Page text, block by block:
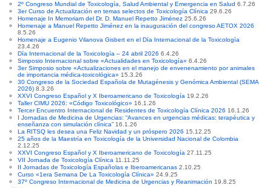
2º Congreso Mundial de Toxicología, Salud Ambiental y Emergencia en Salud 6.7.26
3er Curso de Actualización en temas selectos de Toxicología Clínica 29.6.26
Homenaje In Memoriam del Dr. D. Manuel Repetto Jiménez 25.6.26
Homenaje a Manuel Repetto Jiménez en la inauguración del congreso AETOX 2026
8.5.26
Homenaje a Eugenio Vilanova Gisbert en el Día Internacional de la Toxicología
23.4.26
Día Internacional de la Toxicología – 24 abril 2026 6.4.26
Simposio Internacional sobre «Actualidades en Toxicología» 6.4.26
3er Simposio sobre «Actualizaciones en el manejo de envenenamiento por animales
de importancia médica-toxicológica» 15.3.26
30 Congreso de la Sociedad Española de Mutagénesis y Genómica Ambiental (SEMA
2026) 8.3.26
XXVI Congreso Español y X Iberoamericano de Toxicología 19.2.26
Taller CIMU 2026: «Código Toxicológico» 16.1.26
Tercer Encuentro Internacional de Residentes de Toxicología Clínica 2026 16.1.26
I Jornadas de Medicina de Urgencias: “Avances en urgencias médicas: terapéutica y
enseñanza con simulación clínica” 16.1.26
La RITSQ les desea una Feliz Navidad y un próspero 2026 15.12.25
25 años de la Maestría en Toxicología de la Universidad Nacional de Colombia
2.12.25
XXVI Congreso Español y X Iberoamericano de Toxicología 27.11.25
VII Jornada de Toxicología Clínica 11.11.25
II Jornadas de Toxicología Españolas e Iberoamericanas 2.10.25
Curso «1era Semana De La Toxicología Clínica» 24.9.25
37º Congreso Internacional de Medicina de Urgencias y Reanimación 19.8.25